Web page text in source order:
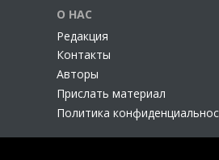
О НАС
Редакция
Контакты
Авторы
Прислать материал
Политика